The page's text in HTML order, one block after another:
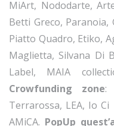
MiArt, Nododarte,
Betti Greco, Paranoia,
Piatto Quadro, Etiko,
Maglietta, Silvana Di
Label, MAIA
Crowfunding zone:
Terrarossa, LEA, Io
AMiCA. PopUp